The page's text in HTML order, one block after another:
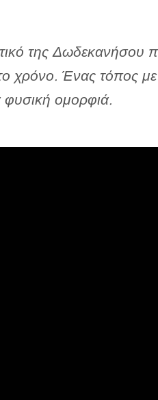
της Δωδεκανήσου
χρόνο. Ένας τόπος
ομορφιά.